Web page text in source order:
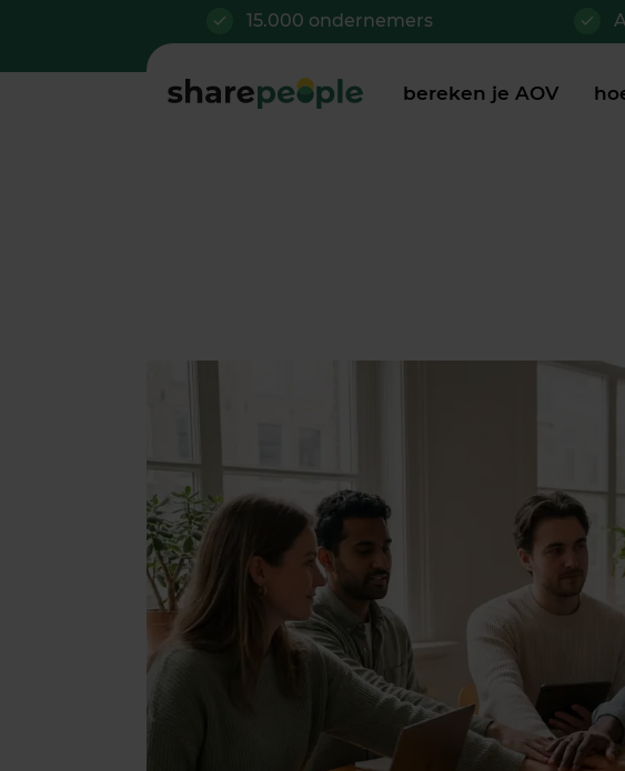
15.000 ondernemers
bereken je AOV